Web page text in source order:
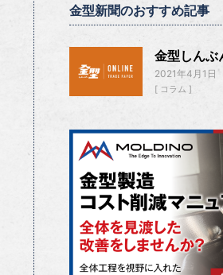
金型新聞のおすすめ記事
金型しんぶ
2021年4月1日
コラム